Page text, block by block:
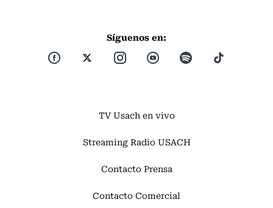
Síguenos en:
TV Usach en vivo
Streaming Radio USACH
Contacto Prensa
Contacto Comercial